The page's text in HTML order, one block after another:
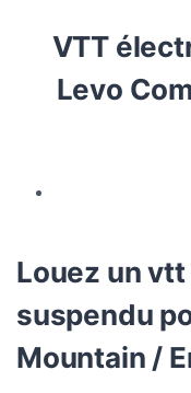
VTT
Levo
Louez un
suspendu
Mountain /